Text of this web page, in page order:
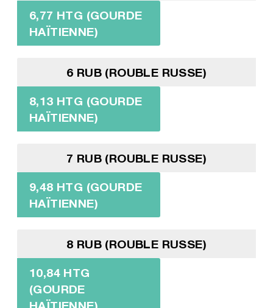
6,77 HTG (GOURDE
HAÏTIENNE)
6 RUB (ROUBLE RUSSE)
8,13 HTG (GOURDE
HAÏTIENNE)
7 RUB (ROUBLE RUSSE)
9,48 HTG (GOURDE
HAÏTIENNE)
8 RUB (ROUBLE RUSSE)
10,84 HTG
(GOURDE